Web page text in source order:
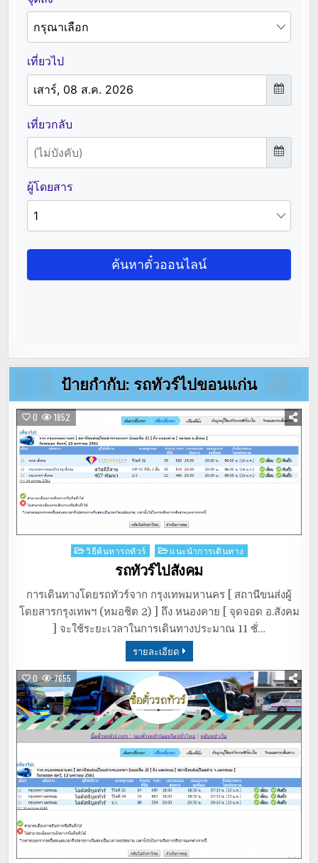
ป้ายกำกับ: รถทัวร์ไปขอนแก่น
0 1852
Posted
วิธีค้นหารถทัวร์ แนะนำการเดินทาง
รถทัวร์ไปสังคม
การเดินทางโดยรถทัวร์จาก กรุงเทพมหานคร [ สถานีขนส่งผู้
โดยสารกรุงเทพฯ (หมอชิต 2) ] ถึง หนองคาย [ จุดจอด อ.สังคม
] จะใช้ระยะเวลาในการเดินทางประมาณ 11 ชั่…
รายละเอียด
0 7655